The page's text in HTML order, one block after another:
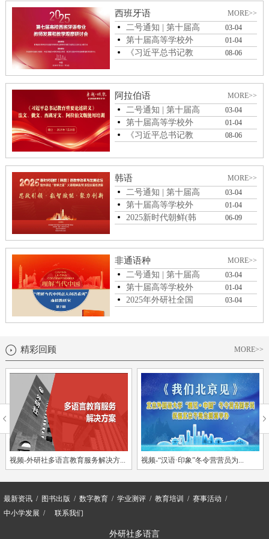
西班牙语 MORE>>
二号通知 | 第十届高
等学校外语...
03-04
第十届高等学校外
语教育改革与发...
01-04
《习近平总书记教
08-06
阿拉伯语 MORE>>
二号通知 | 第十届高
等学校外语...
03-04
第十届高等学校外
语教育改革与发...
01-04
《习近平总书记教
08-06
韩语 MORE>>
二号通知 | 第十届高
等学校外语...
03-04
第十届高等学校外
语教育改革与发...
01-04
2025新时代朝鲜(韩
06-09
非通语种 MORE>>
二号通知 | 第十届高
等学校外语...
03-04
第十届高等学校外
语教育改革与发...
01-04
2025年外研社全国
03-04
精彩回顾 MORE>>
视频-外研社多语言教育服务解决方...
视频-北京外国语大学“汉语·印象... 视频-“汉语·印象”冬令营营员为...
最新资讯 图书出版 数字教育 学业测评 教育培训
赛事活动
中小学发展
联系我们
外研社多语言